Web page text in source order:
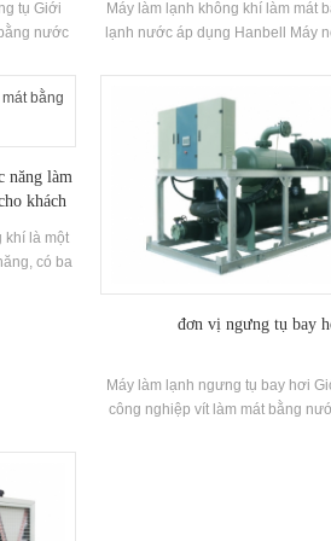
tụ Giới
nước
chuẩn
năng làm
dụng:
chế
nghiệp
Máy làm lạnh không khí làm mát
lạnh nước áp dụng Hanbell Máy
ngành công nghiệp Sử dụng.
Cooled Vít loại Máy làm lạnh
cao với dễ dàng Hoạt
năng làm
khách
khí là một
có ba
đơn vị ngưng tụ bay
Máy làm lạnh ngưng tụ bay hơi
công nghiệp vít làm mát bằng